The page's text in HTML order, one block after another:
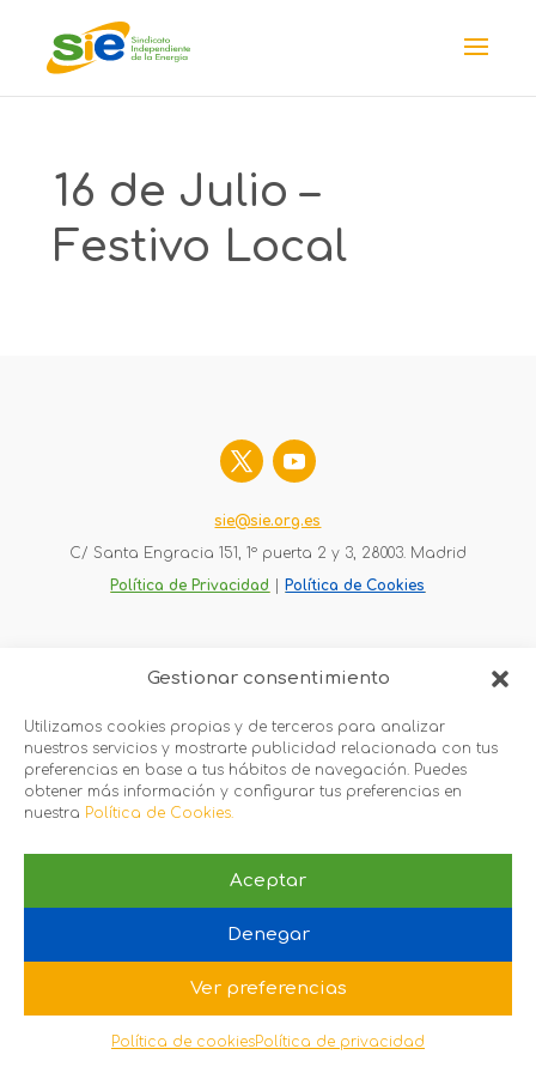
Gestionar consentimiento
Utilizamos cookies propias y de terceros para analizar
nuestros servicios y mostrarte publicidad relacionada con tus
preferencias en base a tus hábitos de navegación. Puedes
obtener más información y configurar tus preferencias en
nuestra Política de Cookies.
Aceptar
Denegar
Ver preferencias
Política de cookiesPolítica de privacidad
16 de Julio –
Festivo Local
sie@sie.org.es
C/ Santa Engracia 151, 1º puerta 2 y 3, 28003. Madrid
Política de Privacidad
Política de Cookies